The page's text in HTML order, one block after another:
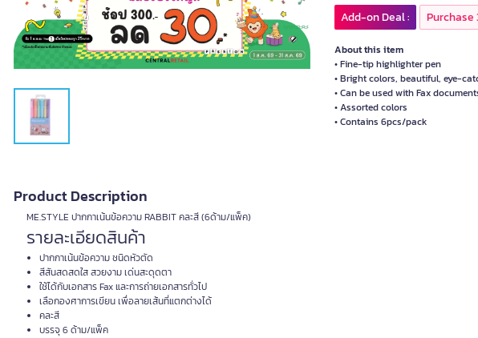
Add-on Deal :
About this item
• Fine-tip highlighter pen
• Bright colors, beautiful, eye-
• Can be used with Fax
• Assorted colors
• Contains 6pcs/pack
Product Description
ME.STYLE ปากกาเน้นข้อความ RABBIT คละสี (6ด้าม/แพ็ค)
รายละเอียดสินค้า
ปากกาเน้นข้อความ ชนิดหัวตัด
สีสันสดสดใส สวยงาม เด่นสะดุดตา
ใช้ได้กับเอกสาร Fax และการถ่ายเอกสารทั่วไป
เลือกองศาการเขียน เพื่อลายเส้นที่แตกต่างได้
คละสี
บรรจุ 6 ด้าม/แพ็ค